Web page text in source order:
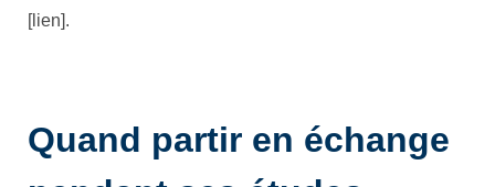
[lien].
Quand partir en échange